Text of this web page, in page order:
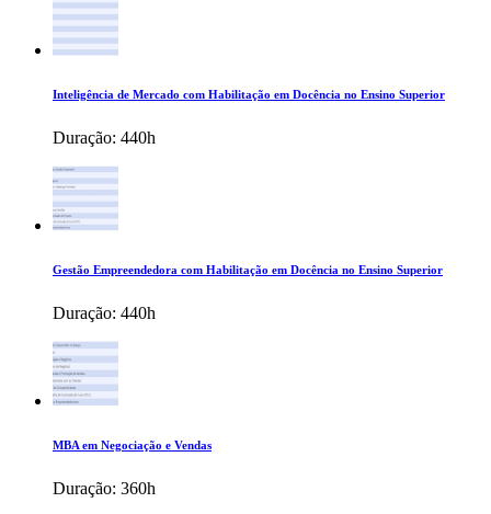
Inteligência de Mercado com Habilitação em Docência no Ensino Superior
Duração: 440h
Gestão Empreendedora com Habilitação em Docência no Ensino Superior
Duração: 440h
MBA em Negociação e Vendas
Duração: 360h